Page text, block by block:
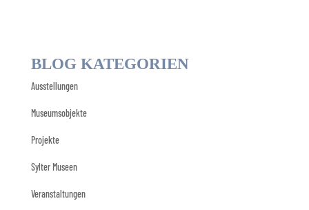
BLOG KATEGORIEN
Ausstellungen
Museumsobjekte
Projekte
Sylter Museen
Veranstaltungen